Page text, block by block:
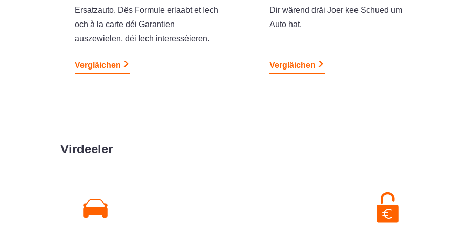
Ersatzauto. Dës Formule erlaabt et Iech
och à la carte déi Garantien
auszewielen, déi Iech interesséieren.
Vergläichen
Dir wärend dräi Joer kee Schued um
Auto hat.
Vergläichen
Virdeeler